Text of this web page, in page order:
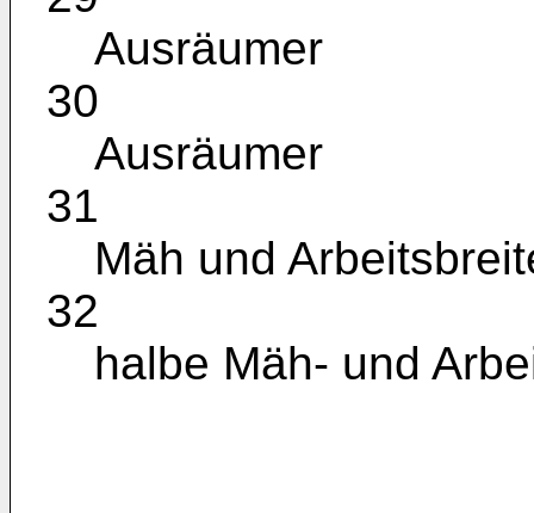
Ausräumer
30
Ausräumer
31
Mäh und
32
halbe Mäh- und